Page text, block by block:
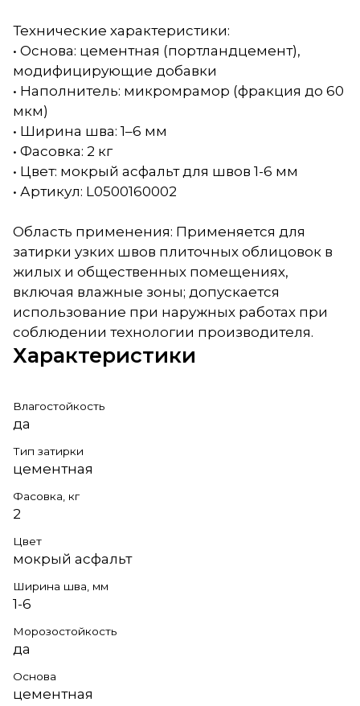
Технические характеристики:
• Основа: цементная (портландцемент),
модифицирующие добавки
• Наполнитель: микромрамор (фракция до 60
мкм)
• Ширина шва: 1–6 мм
• Фасовка: 2 кг
• Цвет: мокрый асфальт для швов 1-6 мм
• Артикул: L0500160002
Область применения: Применяется для
затирки узких швов плиточных облицовок в
жилых и общественных помещениях,
включая влажные зоны; допускается
использование при наружных работах при
соблюдении технологии производителя.
Характеристики
Влагостойкость
да
Тип затирки
цементная
Фасовка, кг
2
Цвет
мокрый асфальт
Ширина шва, мм
1-6
Морозостойкость
да
Основа
цементная